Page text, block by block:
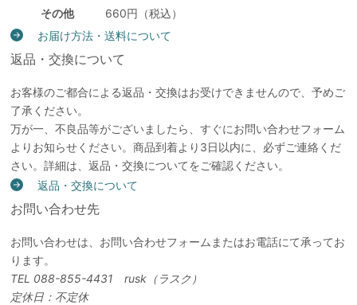
その他
660円（税込）
お届け方法・送料について
返品・交換について
お客様のご都合による返品・交換はお受けできませんので、予めご
了承ください。
万が一、不良品等がございましたら、すぐにお問い合わせフォーム
よりお知らせください。商品到着より3日以内に、必ずご連絡くだ
さい。詳細は、返品・交換についてをご確認ください。
返品・交換について
お問い合わせ先
お問い合わせは、お問い合わせフォームまたはお電話にて承ってお
ります。
TEL 088-855-4431 rusk（ラスク）
定休日：不定休